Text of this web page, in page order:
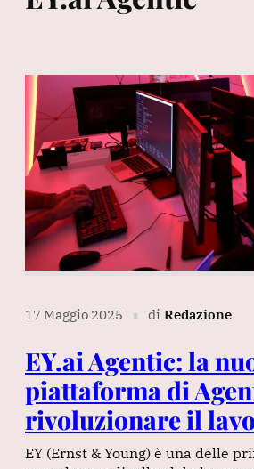
17 Maggio 2025 ∎ di Redazione
EY.ai Agentic: la
piattaforma di
rivoluzionare il
EY (Ernst & Young) è una delle